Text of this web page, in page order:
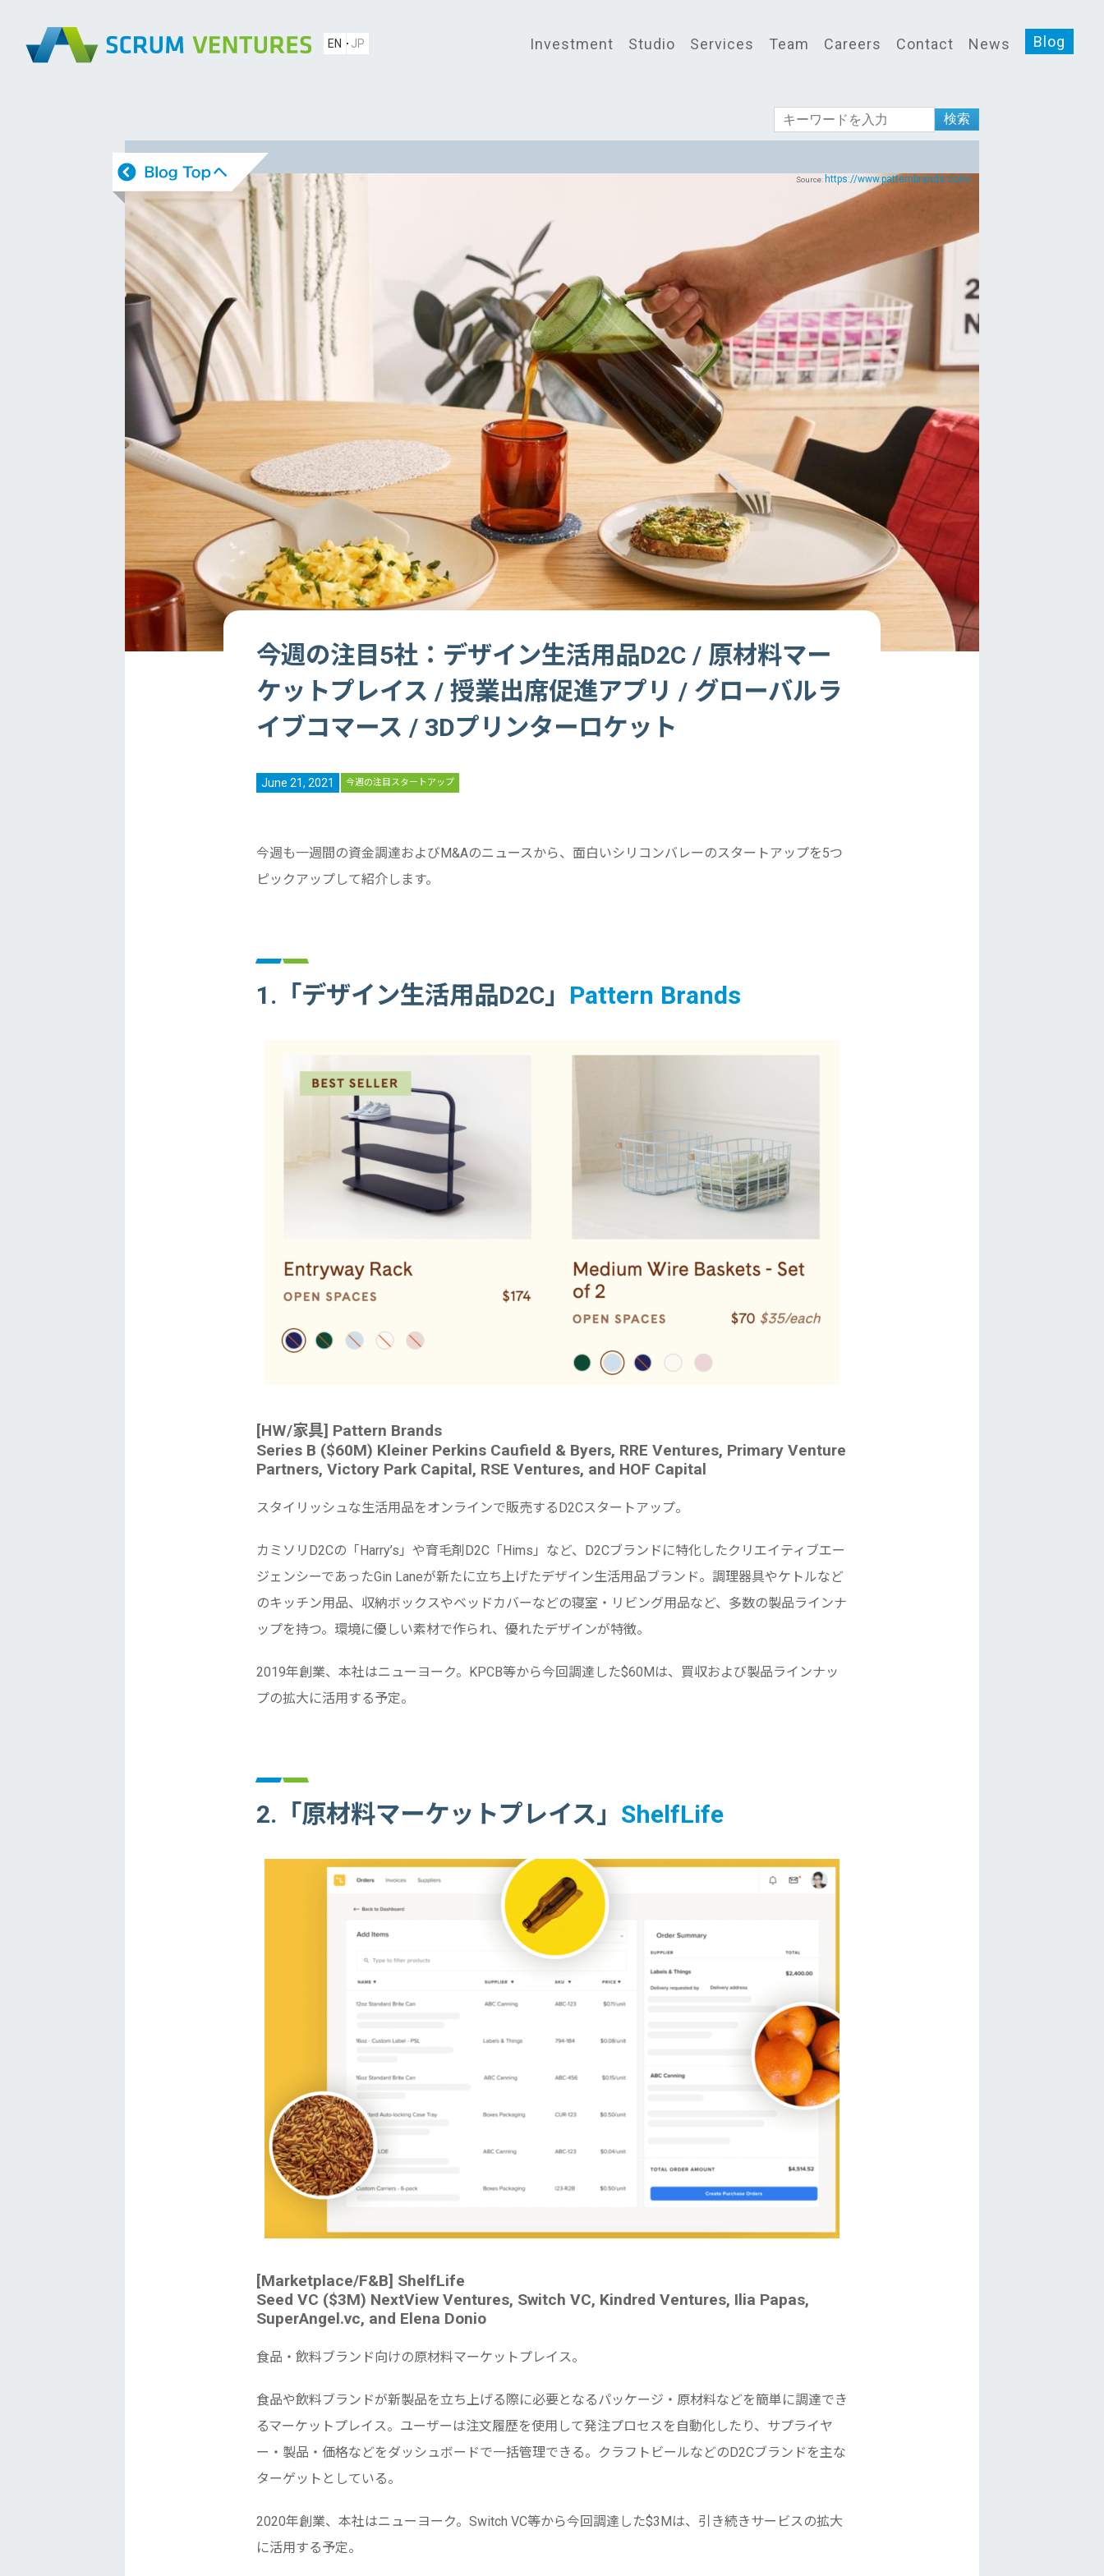
EN JP Investment Studio Services Team Careers Contact News Blog
検索
Source: https://www.patternbrands.com/...
今週の注目5社：デザイン生活用品D2C / 原材料マー
ケットプレイス / 授業出席促進アプリ / グローバルラ
イブコマース / 3Dプリンターロケット
June 21, 2021 今週の注目スタートアップ
今週も一週間の資金調達およびM&Aのニュースから、面白いシリコンバレーのスタートアップを5つ
ピックアップして紹介します。
1.「デザイン生活用品D2C」 Pattern Brands
[HW/家具] Pattern Brands
Series B ($60M) Kleiner Perkins Caufield & Byers, RRE Ventures, Primary Venture
Partners, Victory Park Capital, RSE Ventures, and HOF Capital
スタイリッシュな生活用品をオンラインで販売するD2Cスタートアップ。
カミソリD2Cの「Harry’s」や育毛剤D2C「Hims」など、D2Cブランドに特化したクリエイティブエー
ジェンシーであったGin Laneが新たに立ち上げたデザイン生活用品ブランド。調理器具やケトルなど
のキッチン用品、収納ボックスやベッドカバーなどの寝室・リビング用品など、多数の製品ラインナ
ップを持つ。環境に優しい素材で作られ、優れたデザインが特徴。
2019年創業、本社はニューヨーク。KPCB等から今回調達した$60Mは、買収および製品ラインナッ
プの拡大に活用する予定。
2.「原材料マーケットプレイス」 ShelfLife
[Marketplace/F&B] ShelfLife
Seed VC ($3M) NextView Ventures, Switch VC, Kindred Ventures, Ilia Papas,
SuperAngel.vc, and Elena Donio
食品・飲料ブランド向けの原材料マーケットプレイス。
食品や飲料ブランドが新製品を立ち上げる際に必要となるパッケージ・原材料などを簡単に調達でき
るマーケットプレイス。ユーザーは注文履歴を使用して発注プロセスを自動化したり、サプライヤ
ー・製品・価格などをダッシュボードで一括管理できる。クラフトビールなどのD2Cブランドを主な
ターゲットとしている。
2020年創業、本社はニューヨーク。Switch VC等から今回調達した$3Mは、引き続きサービスの拡大
に活用する予定。